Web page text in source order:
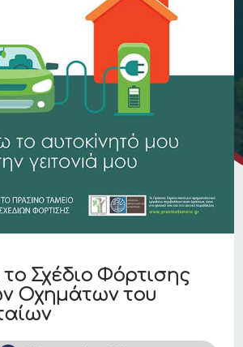
το Σχέδιο Φόρτισης
Οχημάτων του